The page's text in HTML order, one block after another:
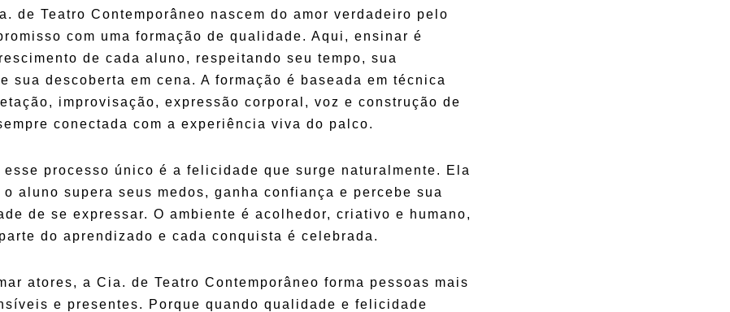
de Teatro Contemporâneo nascem do amor verdadeiro pelo
com uma formação de qualidade. Aqui, ensinar é
de cada aluno, respeitando seu tempo, sua
sua descoberta em cena. A formação é baseada em técnica
improvisação, expressão corporal, voz e construção de
conectada com a experiência viva do palco.
esse processo único é a felicidade que surge naturalmente. Ela
aluno supera seus medos, ganha confiança e percebe sua
de se expressar. O ambiente é acolhedor, criativo e humano,
do aprendizado e cada conquista é celebrada.
atores, a Cia. de Teatro Contemporâneo forma pessoas mais
e presentes. Porque quando qualidade e felicidade